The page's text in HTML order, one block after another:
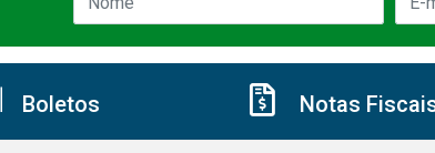
Boletos Notas